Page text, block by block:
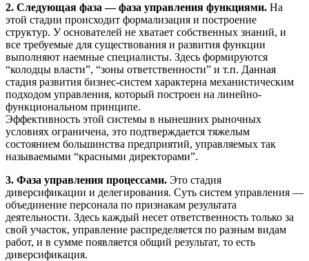
2. Следующая фаза — фаза управления функциями. На
этой стадии происходит формализация и построение
структур. У основателей не хватает собственных знаний, и
все требуемые для существования и развития функции
выполняют наемные специалисты. Здесь формируются
“колодцы власти”, “зоны ответственности” и т.п. Данная
стадия развития бизнес-систем характерна механистическим
подходом управления, который построен на линейно-
функциональном принципе.
Эффективность этой системы в нынешних рыночных
условиях ограничена, это подтверждается тяжелым
состоянием большинства предприятий, управляемых так
называемыми “красными директорами”.
3. Фаза управления процессами. Это стадия
диверсификации и делегирования. Суть систем управления —
объединение персонала по признакам результата
деятельности. Здесь каждый несет ответственность только за
свой участок, управление распределяется по разным видам
работ, и в сумме появляется общий результат, то есть
диверсификация.